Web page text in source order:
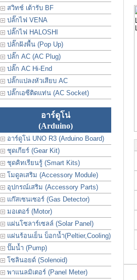
สวิทช์ เต้ารับ BF
ปลั๊กไฟ VENA
ปลั๊กไฟ HALOSHI
ปลั๊กฝังพื้น (Pop Up)
ปลั๊ก AC (AC Plug)
ปลั๊ก AC Hi-End
ปลั๊กแปลงหัวเสียบ AC
ปลั๊กเอซีติดแท่น (AC Socket)
อาร์ดูโน่
(Arduino)
อาร์ดูโน่ UNO R3 (Arduino Board)
ชุดเกียร์ (Gear Kit)
ชุดคิทเรียนรู้ (Smart Kits)
โมดูลเสริม (Accessory Module)
อุปกรณ์เสริม (Accessory Parts)
แก๊สเซนเซอร์ (Gas Detector)
มอเตอร์ (Motor)
แผ่นโซลาร์เซลล์ (Solar Panel)
แผ่นร้อนเย็น บ็อกน้ำ(Peltier,Cooling)
ปั๊มน้ำ (Pump)
โซลินอยด์ (Solenoid)
พาแนลมิเตอร์ (Panel Meter)